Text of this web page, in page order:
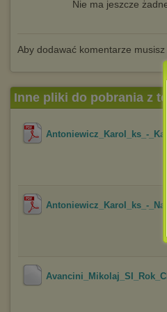
Nie ma jeszcze
Aby dodawać komentarze musisz
Inne pliki do pobrania z
Antoniewicz_Karol_ks_-
Antoniewicz_Karol_ks_-